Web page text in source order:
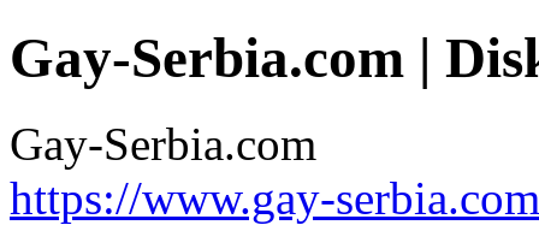
Gay-Serbia.com |
Gay-Serbia.com
https://www.gay-